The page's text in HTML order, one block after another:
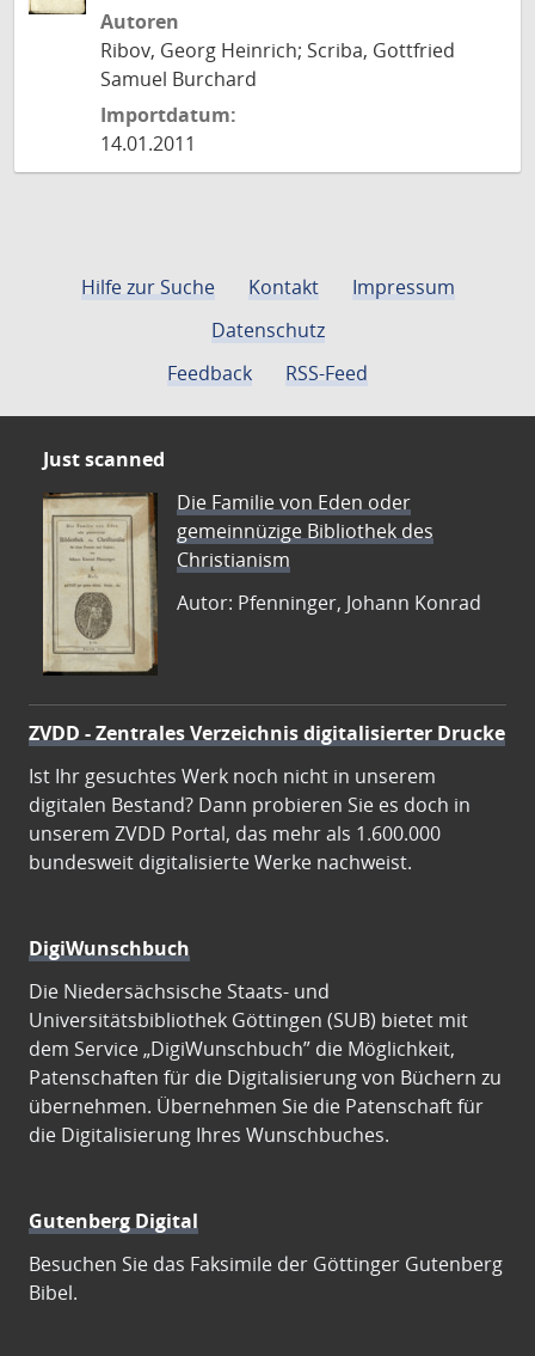
Autoren
Ribov, Georg Heinrich; Scriba, Gottfried
Samuel Burchard
Importdatum:
14.01.2011
Hilfe zur Suche Kontakt
Impressum
Datenschutz
Feedback
RSS-Feed
Just scanned
Die Familie von Eden oder
gemeinnüzige Bibliothek des
Christianism
Autor: Pfenninger, Johann Konrad
ZVDD - Zentrales Verzeichnis digitalisierter Drucke
Ist Ihr gesuchtes Werk noch nicht in unserem
digitalen Bestand? Dann probieren Sie es doch in
unserem ZVDD Portal, das mehr als 1.600.000
bundesweit digitalisierte Werke nachweist.
DigiWunschbuch
Die Niedersächsische Staats- und
Universitätsbibliothek Göttingen (SUB) bietet mit
dem Service „DigiWunschbuch” die Möglichkeit,
Patenschaften für die Digitalisierung von Büchern zu
übernehmen. Übernehmen Sie die Patenschaft für
die Digitalisierung Ihres Wunschbuches.
Gutenberg Digital
Besuchen Sie das Faksimile der Göttinger Gutenberg
Bibel.